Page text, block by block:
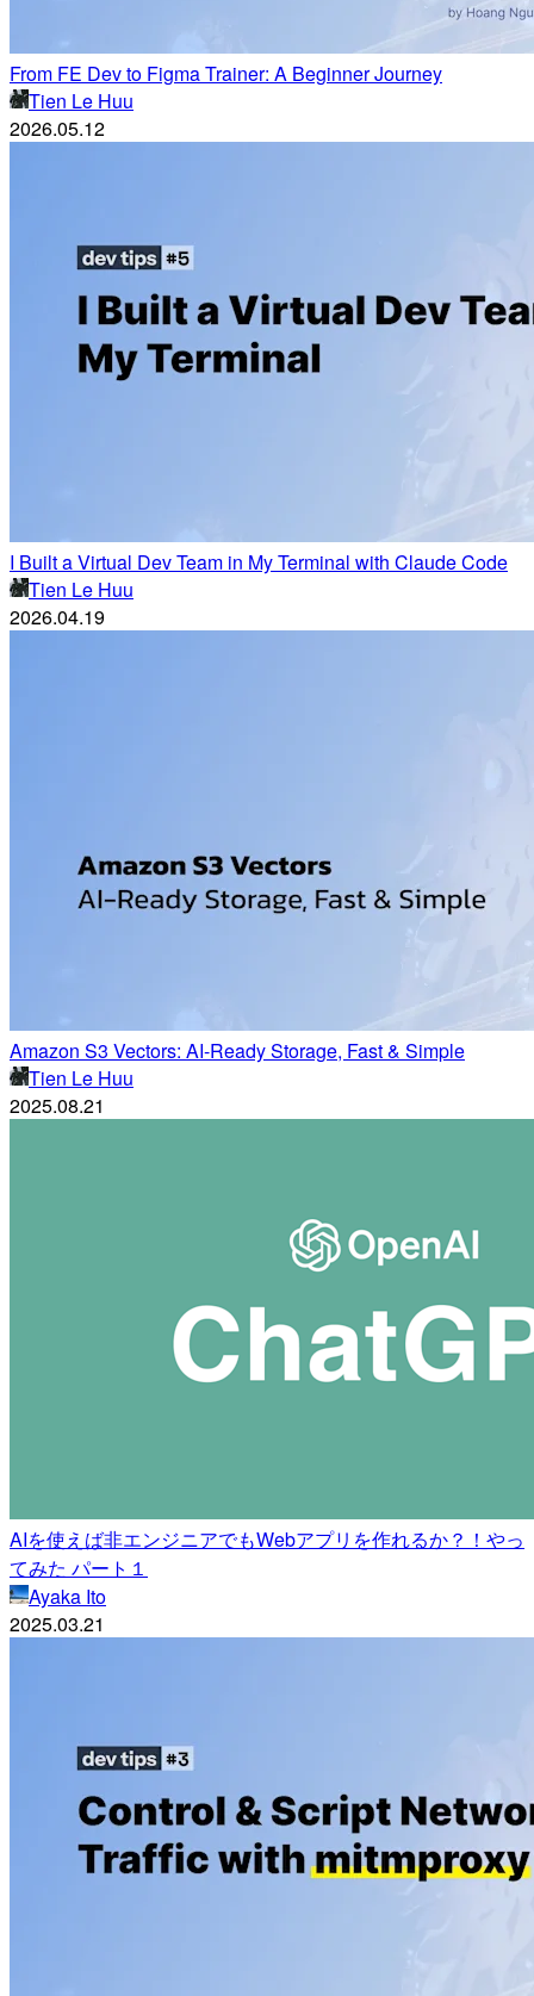
From FE Dev to Figma Trainer: A Beginner Journey
Tien Le Huu
2026.05.12
I Built a Virtual Dev Team in My Terminal with Claude Code
Tien Le Huu
2026.04.19
Amazon S3 Vectors: AI-Ready Storage, Fast & Simple
Tien Le Huu
2025.08.21
AIを使えば非エンジニアでもWebアプリを作れるか？！やっ
てみた パート１
Ayaka Ito
2025.03.21